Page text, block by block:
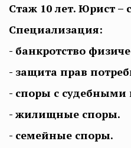
Стаж 10 лет. Юрист –
Специализация:
- банкротство
- защита прав
- споры с судебными
- жилищные споры.
- семейные споры.